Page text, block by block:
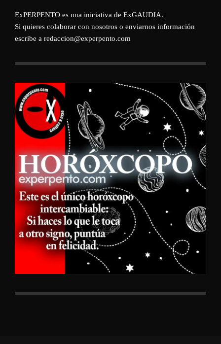
ExPERPENTO es una iniciativa de ExGAUDIA.
Si quieres colaborar con nosotros o enviarnos información
escribe a redaccion@experpento.com